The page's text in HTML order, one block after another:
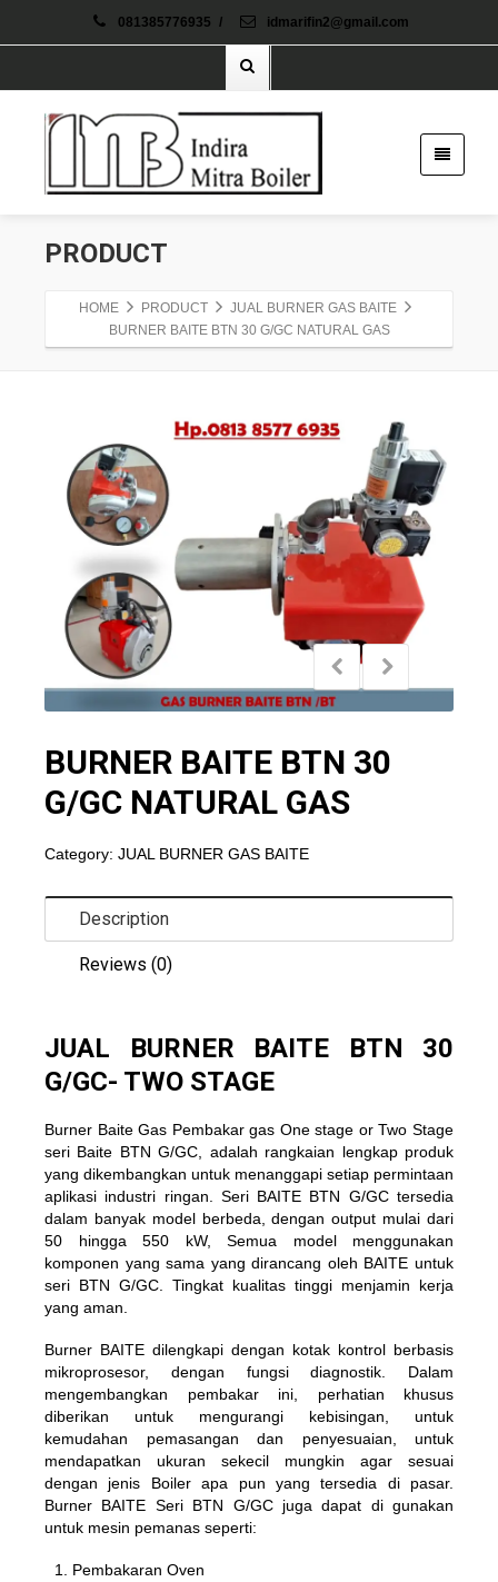
081385776935 / idmarifin2@gmail.com
PRODUCT
HOME PRODUCT
JUAL BURNER GAS BAITE
BURNER BAITE BTN 30 G/GC NATURAL GAS
BURNER BAITE BTN 30
G/GC NATURAL GAS
Category: JUAL BURNER GAS BAITE
Description
Reviews (0)
JUAL BURNER BAITE BTN 30
G/GC- TWO STAGE
Burner Baite Gas Pembakar gas One stage or Two Stage
seri Baite BTN G/GC, adalah rangkaian lengkap produk
yang dikembangkan untuk menanggapi setiap permintaan
aplikasi industri ringan. Seri BAITE BTN G/GC tersedia
dalam banyak model berbeda, dengan output mulai dari
50 hingga 550 kW, Semua model menggunakan
komponen yang sama yang dirancang oleh BAITE untuk
seri BTN G/GC . Tingkat kualitas tinggi menjamin kerja
yang aman.
Burner BAITE dilengkapi dengan kotak kontrol berbasis
mikroprosesor, dengan fungsi diagnostik. Dalam
mengembangkan pembakar ini, perhatian khusus
diberikan untuk mengurangi kebisingan, untuk
kemudahan pemasangan dan penyesuaian, untuk
mendapatkan ukuran sekecil mungkin agar sesuai
dengan jenis Boiler apa pun yang tersedia di pasar.
Burner BAITE Seri BTN G/GC juga dapat di gunakan
untuk mesin pemanas seperti:
Pembakaran Oven